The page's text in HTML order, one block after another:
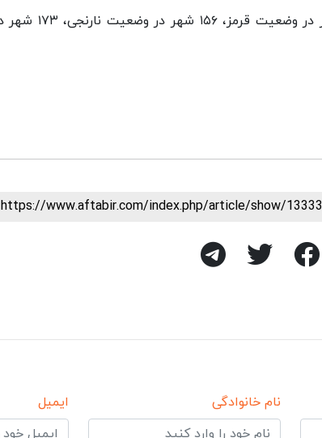
https://www.aftabir.com/index.php/article/show/13333
نام خانوادگی ایمیل